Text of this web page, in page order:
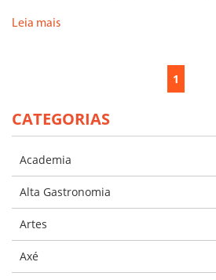
Leia mais
1
CATEGORIAS
Academia
Alta Gastronomia
Artes
Axé